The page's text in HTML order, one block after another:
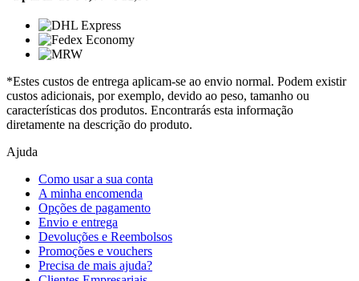
*Estes custos de entrega aplicam-se ao envio normal. Podem existir
custos adicionais, por exemplo, devido ao peso, tamanho ou
características dos produtos. Encontrarás esta informação
diretamente na descrição do produto.
Ajuda
Como usar a sua conta
A minha encomenda
Opções de pagamento
Envio e entrega
Devoluções e Reembolsos
Promoções e vouchers
Precisa de mais ajuda?